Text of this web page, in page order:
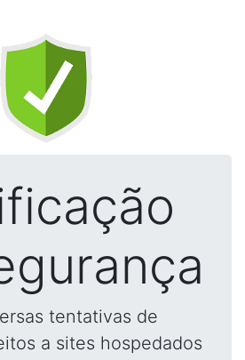
tentativas de
a sites hospedados